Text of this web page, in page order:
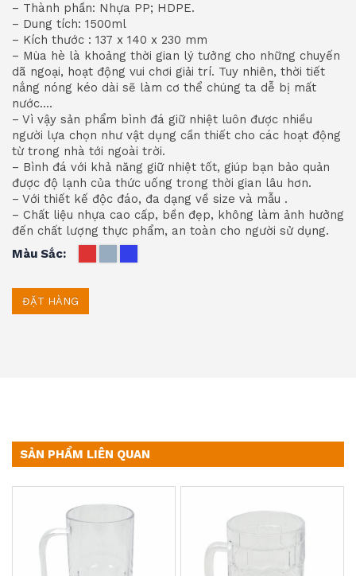
– Thành phần: Nhựa PP; HDPE.
– Dung tích: 1500ml
– Kích thước : 137 x 140 x 230 mm
– Mùa hè là khoảng thời gian lý tưởng cho những chuyến
dã ngoại, hoạt động vui chơi giải trí. Tuy nhiên, thời tiết
nắng nóng kéo dài sẽ làm cơ thể chúng ta dễ bị mất
nước….
– Vì vậy sản phẩm bình đá giữ nhiệt luôn được nhiều
người lựa chọn như vật dụng cần thiết cho các hoạt động
từ trong nhà tới ngoài trời.
– Bình đá với khả năng giữ nhiệt tốt, giúp bạn bảo quản
được độ lạnh của thức uống trong thời gian lâu hơn.
– Với thiết kế độc đáo, đa dạng về size và mẫu .
– Chất liệu nhựa cao cấp, bền đẹp, không làm ảnh hưởng
đến chất lượng thực phẩm, an toàn cho người sử dụng.
Màu Sắc
ĐẶT HÀNG
SẢN PHẨM LIÊN QUAN